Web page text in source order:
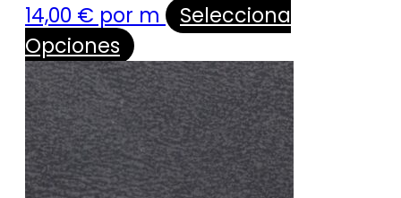
14,00 € por m
Selecciona
Opciones